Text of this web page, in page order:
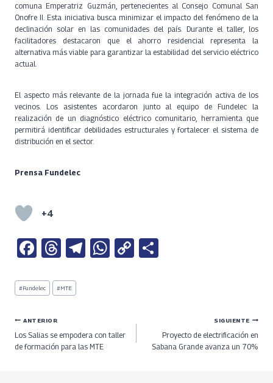
comuna Emperatriz Guzmán, pertenecientes al Consejo Comunal San
Onofre II. Esta iniciativa busca minimizar el impacto del fenómeno de la
declinación solar en las comunidades del país. Durante el taller, los
facilitadores destacaron que el ahorro residencial representa la
alternativa más viable para garantizar la estabilidad del servicio eléctrico
actual.
El aspecto más relevante de la jornada fue la integración activa de los
vecinos. Los asistentes acordaron junto al equipo de Fundelec la
realización de un diagnóstico eléctrico comunitario, herramienta que
permitirá identificar debilidades estructurales y fortalecer el sistema de
distribución en el sector.
Prensa Fundelec
+4
Fa
b
o
k
T
re
Te W
A
C
n
k
Etiquetas
de
entrada:
#Fundelec #MTE
Navegación
de
ANTERIOR
Los Salias se empodera con taller
de formación para las MTE
SIGUIENTE
Proyecto de electrificación en
Sabana Grande avanza un 70%